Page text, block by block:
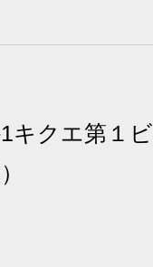
キクエ第１